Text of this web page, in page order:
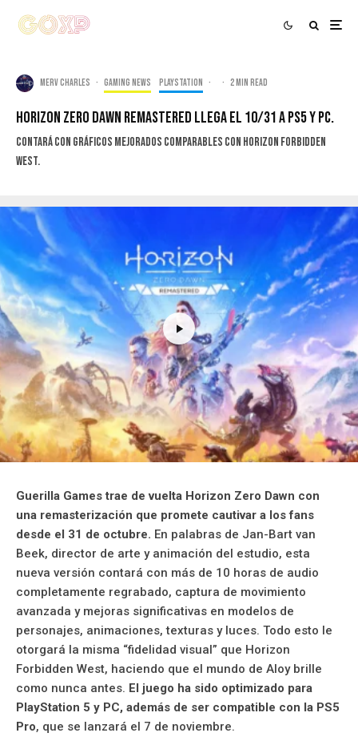
Merv Charles · Gaming news PlayStation · · 2 min read
Horizon Zero Dawn Remastered llega el 10/31 a PS5 y PC.
Contará con gráficos mejorados comparables con Horizon Forbidden
West.
Guerilla Games trae de vuelta Horizon Zero Dawn con
una remasterización que promete cautivar a los fans
desde el 31 de octubre. En palabras de Jan-Bart van
Beek, director de arte y animación del estudio, esta
nueva versión contará con más de 10 horas de audio
completamente regrabado, captura de movimiento
avanzada y mejoras significativas en modelos de
personajes, animaciones, texturas y luces. Todo esto le
otorgará la misma “fidelidad visual” que Horizon
Forbidden West, haciendo que el mundo de Aloy brille
como nunca antes. El juego ha sido optimizado para
PlayStation 5 y PC, además de ser compatible con la PS5
Pro, que se lanzará el 7 de noviembre.